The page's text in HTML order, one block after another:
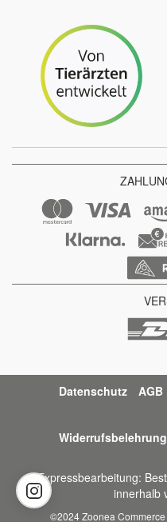
Datenschutz AGB
Widerrufsbelehrung
*Expressbearbeitung:
innerhalb
©2024 Zoonea